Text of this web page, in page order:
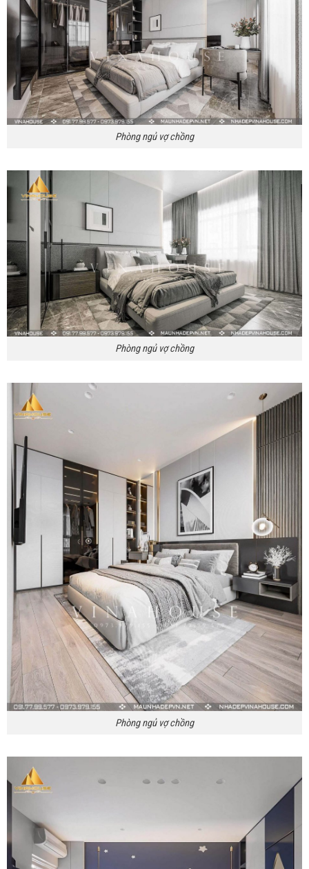
Phòng ngủ vợ chồng
Phòng ngủ vợ chồng
Phòng ngủ vợ chồng